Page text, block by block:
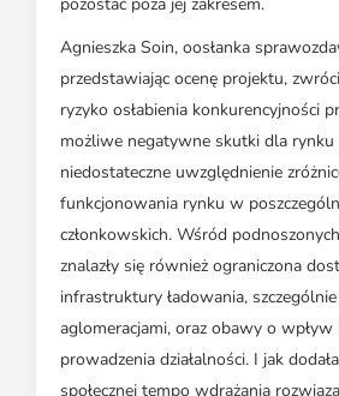
pozostać poza jej zakresem.
Agnieszka Soin, oosłanka
przedstawiając ocenę projektu,
ryzyko osłabienia konkurencyjności
możliwe negatywne skutki dla rynku
niedostateczne uwzględnienie
funkcjonowania rynku w
członkowskich. Wśród
znalazły się również ograniczona
infrastruktury ładowania,
aglomeracjami, oraz obawy o
prowadzenia działalności. I jak
społecznej tempo wdrażania